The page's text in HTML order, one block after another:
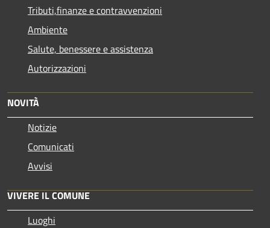
Tributi,finanze e contravvenzioni
Ambiente
Salute, benessere e assistenza
Autorizzazioni
NOVITÀ
Notizie
Comunicati
Avvisi
VIVERE IL COMUNE
Luoghi